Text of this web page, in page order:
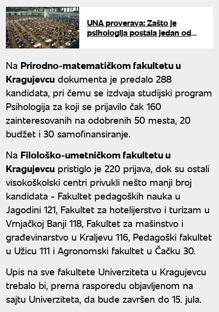
UNA proverava: Zašto je
psihologija postala jedan od
Na Prirodno-matematičkom fakultetu u
Kragujevcu dokumenta je predalo 288
kandidata, pri čemu se izdvaja studijski program
Psihologija za koji se prijavilo čak 160
zainteresovanih na odobrenih 50 mesta, 20
budžet i 30 samofinansiranje.
Na Filološko-umetničkom fakultetu u
Kragujevcu pristiglo je 220 prijava, dok su ostali
visokoškolski centri privukli nešto manji broj
kandidata - Fakultet pedagoških nauka u
Jagodini 121, Fakultet za hotelijerstvo i turizam u
Vrnjačkoj Banji 118, Fakultet za mašinstvo i
građevinarstvo u Kraljevu 116, Pedagoški fakultet
u Užicu 111 i Agronomski fakultet u Čačku 30.
Upis na sve fakultete Univerziteta u Kragujevcu
trebalo bi, prema rasporedu objavljenom na
sajtu Univerziteta, da bude završen do 15. jula.